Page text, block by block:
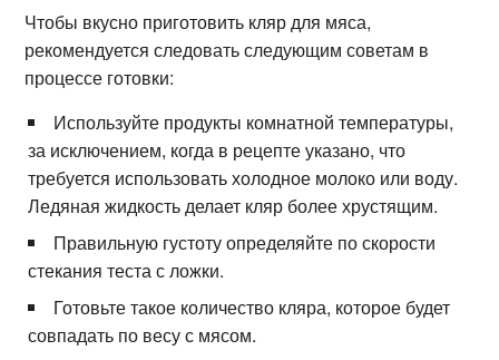
Чтобы вкусно приготовить кляр для мяса,
рекомендуется следовать следующим советам в
процессе готовки:
Используйте продукты комнатной температуры,
за исключением, когда в рецепте указано, что
требуется использовать холодное молоко или воду.
Ледяная жидкость делает кляр более хрустящим.
Правильную густоту определяйте по скорости
стекания теста с ложки.
Готовьте такое количество кляра, которое будет
совпадать по весу с мясом.